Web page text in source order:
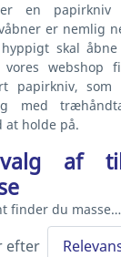
er en
er nemlig
skal
vores webshop
papirkniv,
med
at holde på.
af
finder du masse…
efter